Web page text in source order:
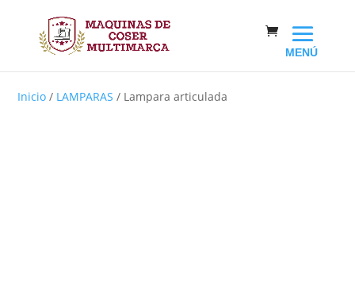
Inicio / LAMPARAS / Lampara articulada